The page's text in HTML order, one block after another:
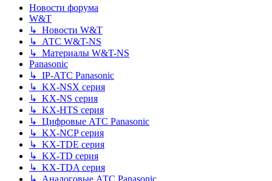
Новости форума
W&T
↳ Новости W&T
↳ АТС W&T-NS
↳ Материалы W&T-NS
Panasonic
↳ IP-АТС Panasonic
↳ KX-NSX серия
↳ KX-NS серия
↳ KX-HTS серия
↳ Цифровые АТС Panasonic
↳ KX-NCP серия
↳ KX-TDE серия
↳ KX-TD серия
↳ KX-TDA серия
↳ Аналоговые АТС Panasonic